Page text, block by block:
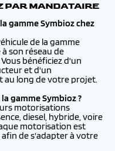
PAR MANDATAIRE
gamme Symbioz chez
de la gamme
son réseau de
bénéficiez d'un
et d'un
au long de votre projet.
gamme Symbioz ?
motorisations
diesel, hybride, voire
motorisation est
de s'adapter à votre